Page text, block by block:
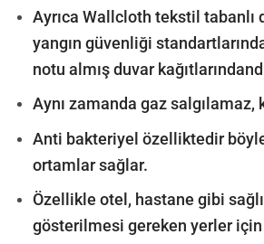
Ayrıca Wallcloth tekstil tabanlı
yangın güvenliği
notu almış duvar
Aynı zamanda gaz salgılamaz,
Anti bakteriyel özelliktedir
ortamlar sağlar.
Özellikle otel, hastane gibi
gösterilmesi gereken yerler